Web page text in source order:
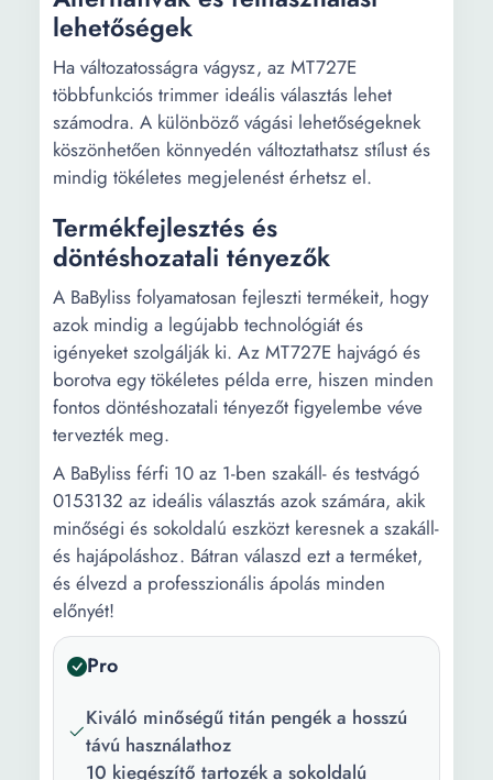
lehetőségek
Ha változatosságra vágysz, az MT727E
többfunkciós trimmer ideális választás lehet
számodra. A különböző vágási lehetőségeknek
köszönhetően könnyedén változtathatsz stílust és
mindig tökéletes megjelenést érhetsz el.
Termékfejlesztés és
döntéshozatali tényezők
A BaByliss folyamatosan fejleszti termékeit, hogy
azok mindig a legújabb technológiát és
igényeket szolgálják ki. Az MT727E hajvágó és
borotva egy tökéletes példa erre, hiszen minden
fontos döntéshozatali tényezőt figyelembe véve
tervezték meg.
A BaByliss férfi 10 az 1-ben szakáll- és testvágó
0153132 az ideális választás azok számára, akik
minőségi és sokoldalú eszközt keresnek a szakáll-
és hajápoláshoz. Bátran válaszd ezt a terméket,
és élvezd a professzionális ápolás minden
előnyét!
Pro
Kiváló minőségű titán pengék a hosszú
távú használathoz
10 kiegészítő tartozék a sokoldalú